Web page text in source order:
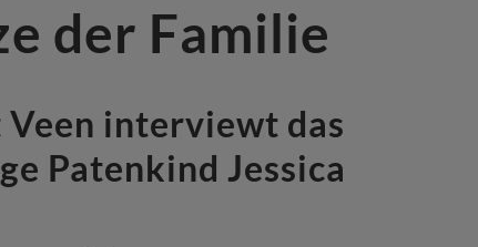
der Familie
interviewt das
Patenkind Jessica